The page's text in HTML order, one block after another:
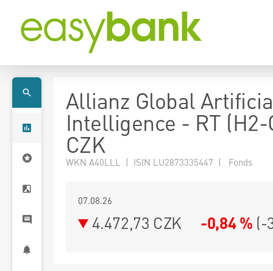
Allianz Global
Intelligence - RT (H2-
CZK
WKN A40LLL | ISIN LU2873335447 | Fonds
07.08.26
4.472,73 CZK -0,84 % (-